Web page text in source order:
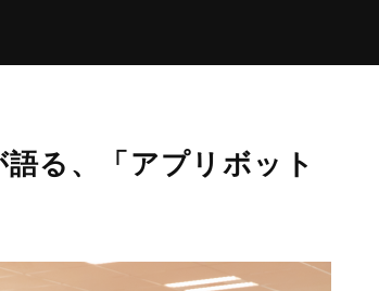
る、「アプリボット